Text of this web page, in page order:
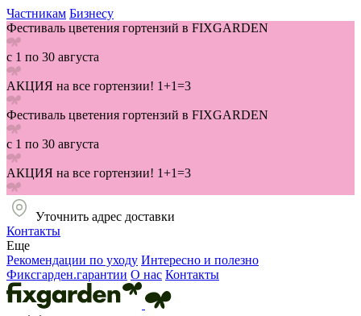
Частникам Бизнесу
Фестиваль цветения гортензий в FIXGARDEN
с 1 по 30 августа
АКЦИЯ на все гортензии! 1+1=3
Фестиваль цветения гортензий в FIXGARDEN
с 1 по 30 августа
АКЦИЯ на все гортензии! 1+1=3
Уточнить адрес доставки
Контакты
Еще
Рекомендации по уходу Интересно и полезно
Фиксгарден.гарантии О нас Контакты